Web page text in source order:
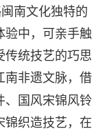
南文化独特的
验中，可亲手触
统技艺的巧思
南非遗文脉，借
、国风宋锦风铃
锦织造技艺，在